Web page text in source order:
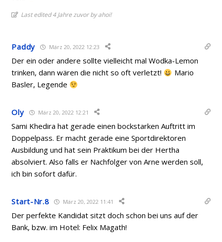
Last edited 4 Jahre zuvor by ahoi!
Paddy März 20, 2022 12:23
Der ein oder andere sollte vielleicht mal Wodka-Lemon
trinken, dann wären die nicht so oft verletzt!
Mario
Basler, Legende
Oly März 20, 2022 12:21
Sami Khedira hat gerade einen bockstarken Auftritt im
Doppelpass. Er macht gerade eine Sportdirektoren
Ausbildung und hat sein Praktikum bei der Hertha
absolviert. Also falls er Nachfolger von Arne werden soll,
ich bin sofort dafür.
Start-Nr.8 März 20, 2022 11:41
Der perfekte Kandidat sitzt doch schon bei uns auf der
Bank, bzw. im Hotel: Felix Magath!